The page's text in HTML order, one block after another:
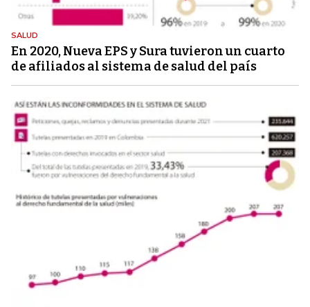
SALUD
En 2020, Nueva EPS y Sura tuvieron un cuarto
de afiliados al sistema de salud del país